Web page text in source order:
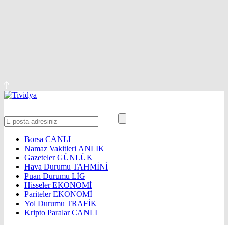
Borsa CANLI
Namaz Vakitleri ANLIK
GazetelerGÜNLÜK
Hava Durumu TAHMİNİ
Puan Durumu LİG
HisselerEKONOMİ
ParitelerEKONOMİ
Yol Durumu TRAFİK
Kripto ParalarCANLI